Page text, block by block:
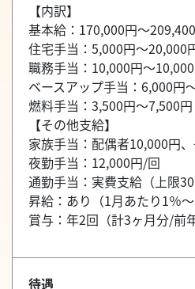
【内訳】
基本給：170,000円～
住宅手当：5,000円～20,000
職務手当：10,000円～
ベースアップ手当：6,000円
燃料手当：3,500円～7,500円
【その他支給】
家族手当：配偶者10,000円
夜勤手当：12,000円/回
通勤手当：実費支給（上限
昇給：あり（1月あたり1％～
賞与：年2回（計3ヶ月分/前
待遇